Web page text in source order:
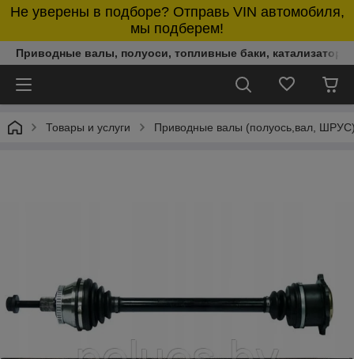
Не уверены в подборе? Отправь VIN автомобиля,
мы подберем!
Приводные валы, полуоси, топливные баки,
Товары и услуги Приводные валы (полуось,вал,